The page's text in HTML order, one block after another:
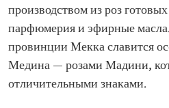
производством из роз
парфюмерия и эфирные
провинции Мекка славится
Медина — розами Мадини,
отличительными знаками.